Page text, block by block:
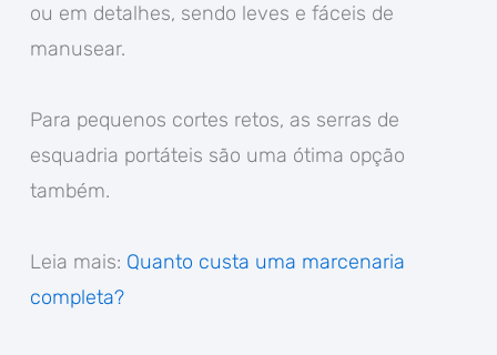
ou em detalhes, sendo leves e fáceis de
manusear.
Para pequenos cortes retos, as serras de
esquadria portáteis são uma ótima opção
também.
Leia mais: Quanto custa uma marcenaria
completa?